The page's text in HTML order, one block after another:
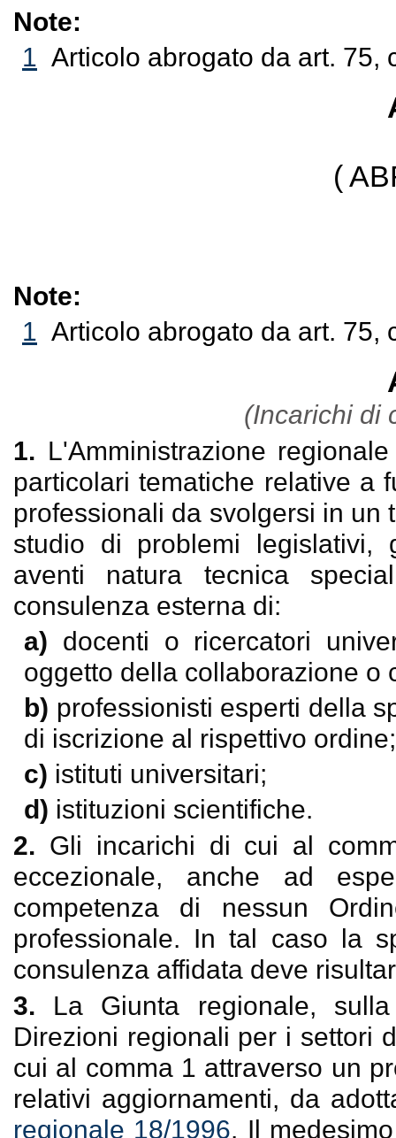
Note:
1 Articolo abrogato da art. 75,
(
Note:
1 Articolo abrogato da art. 75,
(Incarichi di
1. L'Amministrazione
particolari tematiche relative a
professionali da svolgersi in un
studio di problemi legislativi,
aventi natura tecnica
consulenza esterna di:
a) docenti o ricercatori
oggetto della collaborazione o
b) professionisti esperti della
di iscrizione al rispettivo ordine;
c) istituti universitari;
d) istituzioni scientifiche.
2. Gli incarichi di cui al
eccezionale, anche ad
competenza di nessun
professionale. In tal caso la
consulenza affidata deve
3. La Giunta regionale,
Direzioni regionali per i settori
cui al comma 1 attraverso un
relativi aggiornamenti, da
regionale 18/1996. Il